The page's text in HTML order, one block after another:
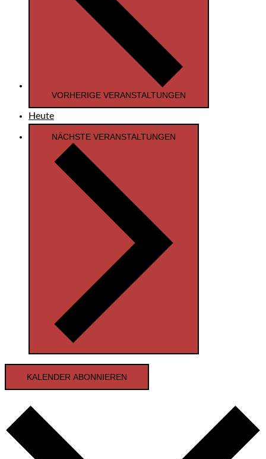
VORHERIGE VERANSTALTUNGEN
Heute
NÄCHSTE VERANSTALTUNGEN
KALENDER ABONNIEREN